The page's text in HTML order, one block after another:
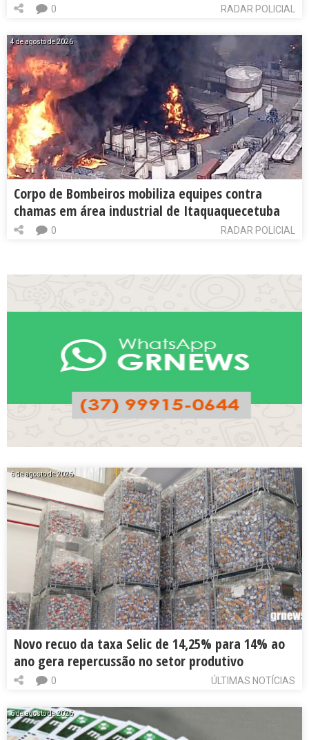
RADAR POLICIAL
0
4 de agosto de 2026
Corpo de Bombeiros mobiliza equipes contra
chamas em área industrial de Itaquaquecetuba
RADAR POLICIAL
0
6 de agosto de 2026
Novo recuo da taxa Selic de 14,25% para 14% ao
ano gera repercussão no setor produtivo
ÚLTIMAS NOTÍCIAS
0
6 de agosto de 2026